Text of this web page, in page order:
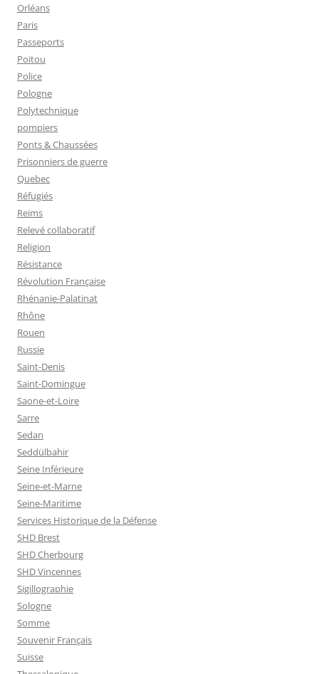
Orléans
Paris
Passeports
Poitou
Police
Pologne
Polytechnique
pompiers
Ponts & Chaussées
Prisonniers de guerre
Quebec
Réfugiés
Reims
Relevé collaboratif
Religion
Résistance
Révolution Française
Rhénanie-Palatinat
Rhône
Rouen
Russie
Saint-Denis
Saint-Domingue
Saone-et-Loire
Sarre
Sedan
Seddülbahir
Seine Inférieure
Seine-et-Marne
Seine-Maritime
Services Historique de la Défense
SHD Brest
SHD Cherbourg
SHD Vincennes
Sigillographie
Sologne
Somme
Souvenir Français
Suisse